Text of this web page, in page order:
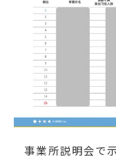
事業所説明会で